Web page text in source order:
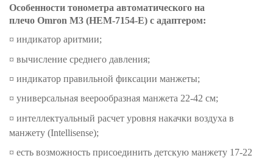
Особенности тонометра автоматического на
плечо Omron M3 (HEM-7154-Е) с адаптером:
¤ индикатор аритмии;
¤ вычисление среднего давления;
¤ индикатор правильной фиксации манжеты;
¤ универсальная веерообразная манжета 22-42 см;
¤ интеллектуальный расчет уровня накачки воздуха в
манжету (Intellisense);
¤ есть возможность присоединить детскую манжету 17-22